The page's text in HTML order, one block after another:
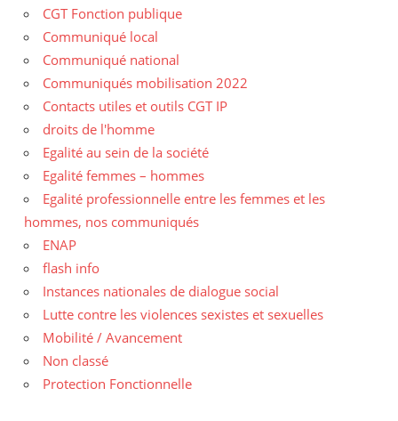
CGT Fonction publique
Communiqué local
Communiqué national
Communiqués mobilisation 2022
Contacts utiles et outils CGT IP
droits de l'homme
Egalité au sein de la société
Egalité femmes – hommes
Egalité professionnelle entre les femmes et les
hommes, nos communiqués
ENAP
flash info
Instances nationales de dialogue social
Lutte contre les violences sexistes et sexuelles
Mobilité / Avancement
Non classé
Protection Fonctionnelle